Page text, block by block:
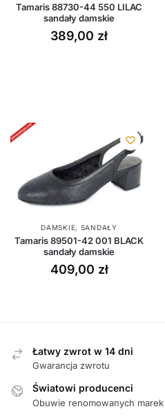
Tamaris 88730-44 550 LILAC
sandały damskie
389,00 zł
DAMSKIE, SANDAŁY
Tamaris 89501-42 001 BLACK
sandały damskie
409,00 zł
Łatwy zwrot w 14 dni
Gwarancja zwrotu
Światowi producenci
Obuwie renomowanych marek